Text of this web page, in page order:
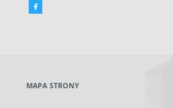
Facebook
karcie
MAPA STRONY